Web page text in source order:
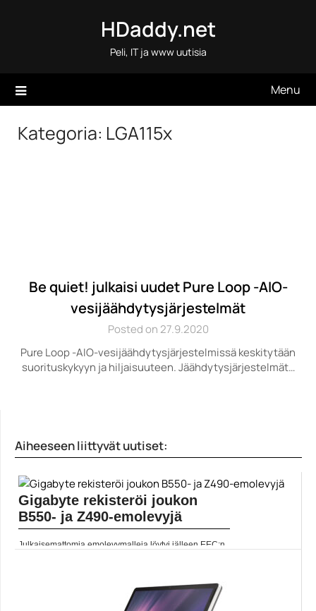
HDaddy.net
Peli, IT ja www uutisia
Menu
Kategoria: LGA115x
Be quiet! julkaisi uudet Pure Loop -AIO-
vesijäähdytysjärjestelmät
Posted on 27.9.2020
Pure Loop -AIO-vesijäähdytysjärjestelmissä keskitytään
suorituskykyyn ja hiljaisuuteen. Jäähdytysjärjestelmät…
Aiheeseen liittyvät uutiset:
Gigabyte rekisteröi joukon
B550- ja Z490-emolevyjä
Julkaisemattomia emolevymalleja löytyi jälleen EEC:n